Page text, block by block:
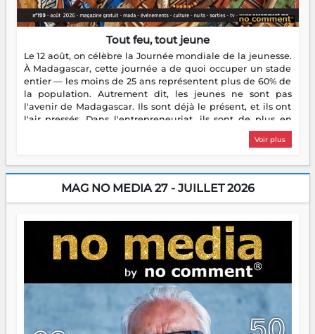
Tout feu, tout jeune
Le 12 août, on célèbre la Journée mondiale de la jeunesse.
À Madagascar, cette journée a de quoi occuper un stade
entier — les moins de 25 ans représentent plus de 60% de
la population. Autrement dit, les jeunes ne sont pas
l'avenir de Madagascar. Ils sont déjà le présent, et ils ont
l'air pressés. Dans l'entrepreneuriat, ils sont de plus en
plus nombreux à se lancer, à créer, à risquer — souvent
sans filet, souvent sans aide, mais toujours avec cette
dorment vraiment la nuit. En culture, les nouvelles sont
encore meilleures. Aina Rasamoelina vient de décrocher le
Prix RFI Instrumental Afrique. Miangaly Elia rafle le Prix
jeunes qui tiennent la torche. Alors oui, on pourrait
s'arrêter là, applaudir et rentrer chez soi satisfait. Mais ce
serait passer à côté d'une chose essentielle. La fougue, ça
brûle fort — et parfois, ça brûle vite. Une flamme sans
direction peut éclairer autant qu'elle peut consumer. C'est
là que les aînés entrent en scène — pas pour reprendre le
gouvernail, mais pour montrer où sont les récifs. Les jeunes
ont la force, les vieux ont l'expérience, comme on dit. Ce
n'est pas un combat de générations — c'est une question
Voir plus
MAG NO MEDIA 27 - JUILLET 2026